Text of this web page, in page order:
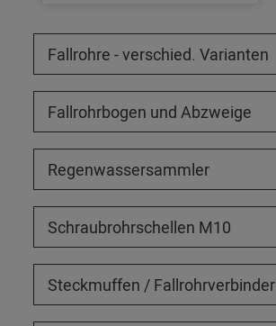
Fallrohre - verschied. Varianten
Fallrohrbogen und Abzweige
Regenwassersammler
Schraubrohrschellen M10
Steckmuffen / Fallrohrverbinder